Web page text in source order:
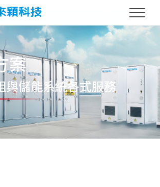
案
與儲能系統各式服務